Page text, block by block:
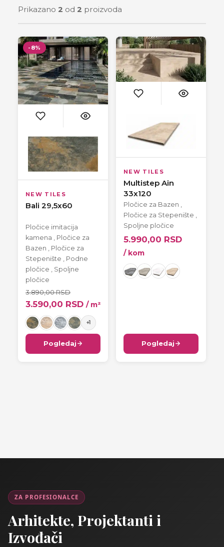
Prikazano 2 od 2 proizvoda
-8%
NEW TILES
Bali 29,5x60
Pločice imitacija
kamena
Pločice za
Bazen
Pločice za
Stepenište
Podne
pločice
Spoljne
pločice
3.890,00RSD
3.590,00 RSD / m²
+1
Pogledaj
NEW TILES
Multistep Ain
33x120
Pločice za Bazen
Pločice za Stepenište
Spoljne pločice
5.990,00 RSD
/ kom
Pogledaj
ZA PROFESIONALCE
Arhitekte, Projektanti i
Izvođači